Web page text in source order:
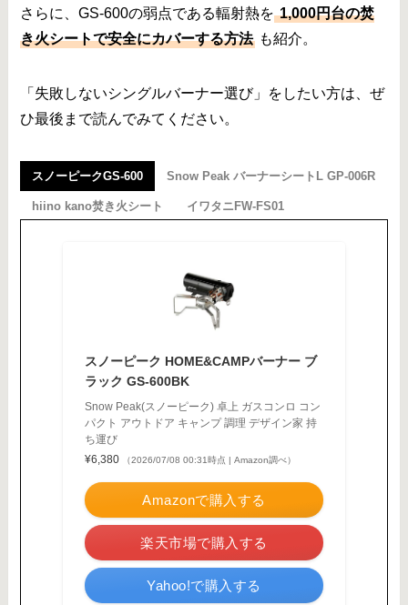
さらに、GS-600の弱点である輻射熱を1,000円台の焚
き火シートで安全にカバーする方法 も紹介。
「失敗しないシングルバーナー選び」をしたい方は、ぜ
ひ最後まで読んでみてください。
スノーピークGS-600 Snow Peak バーナーシートL GP-006R
hiino kano焚き火シート イワタニFW-FS01
スノーピーク HOME&CAMPバーナー ブ
ラック GS-600BK
Snow Peak(スノーピーク) 卓上 ガスコンロ コン
パクト アウトドア キャンプ 調理 デザイン家 持
ち運び
¥6,380
（2026/07/08 00:31時点 | Amazon調べ）
Amazonで購入する
楽天市場で購入する
Yahoo!で購入する